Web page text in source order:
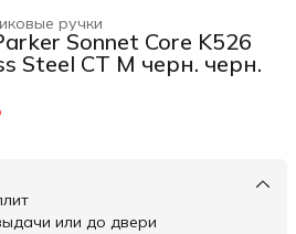
ручки
Sonnet Core K526
Steel CT M черн. черн.
или до двери